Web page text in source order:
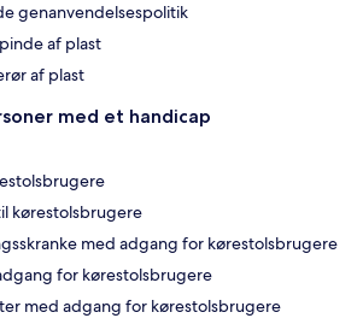
genanvendelsespolitik
af plast
af plast
med et handicap
kørestolsbrugere
med adgang for kørestolsbrugere
for kørestolsbrugere
med adgang for kørestolsbrugere